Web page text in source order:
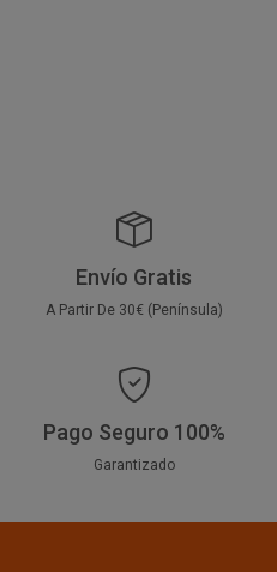
Envío Gratis
A Partir De 30€ (Península)
Pago Seguro 100%
Garantizado